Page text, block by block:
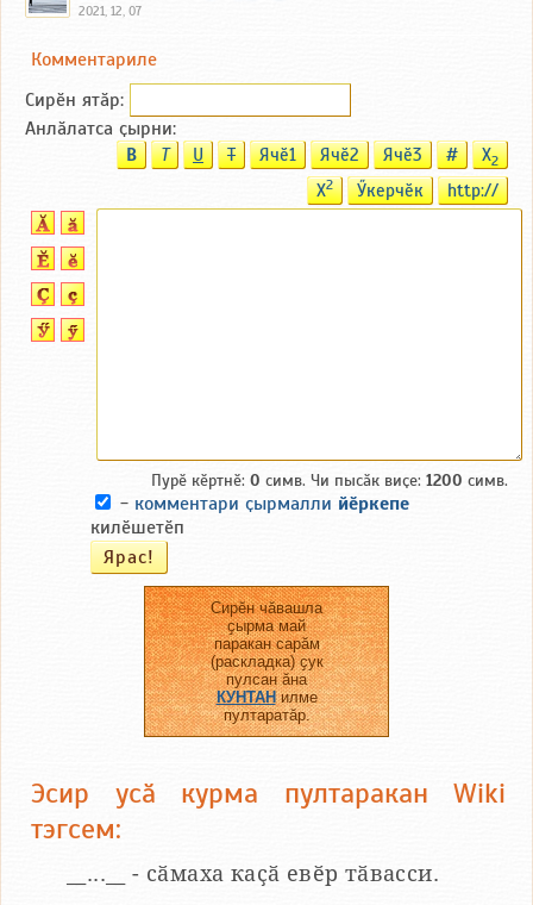
2021, 12, 07
Комментариле
Сирӗн ятӑp:
Анлӑлатса ҫырни:
B T U T Ячӗ1 Ячӗ2 Ячӗ3 # X2
X2 Ӳкерчӗк http://
Пурӗ кӗртнӗ: 0 симв. Чи пысӑк виҫе: 1200 симв.
- комментари ҫырмалли йӗркепе
килӗшетӗп
Сирӗн чӑвашла
ҫырма май
паракан сарӑм
(раскладка) ҫук
пулсан ӑна
КУНТАНилме
пултаратӑр.
Эсир усӑ курма пултаракан Wiki
тэгсем:
__...__ - сӑмаха каҫӑ евӗр тӑвасси.